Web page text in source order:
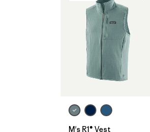
M's R1® Vest